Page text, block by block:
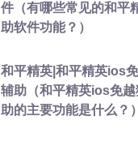
件（有哪些常见的和平
助软件功能？）
和平精英|和平精英ios
辅助（和平精英ios免
助的主要功能是什么？）